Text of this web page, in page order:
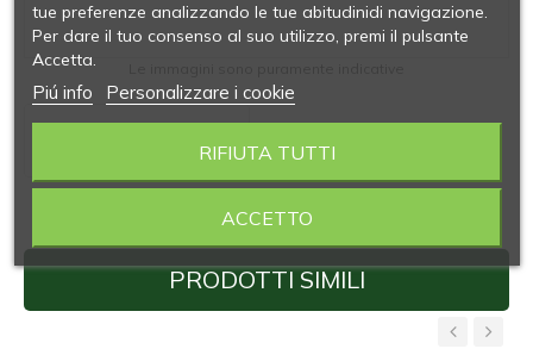
PRODOTTI SIMILI
tue preferenze analizzando le tue abitudinidi navigazione.
Per dare il tuo consenso al suo utilizzo, premi il pulsante
Accetta.
Piú info Personalizzare i cookie
RIFIUTA TUTTI
ACCETTO